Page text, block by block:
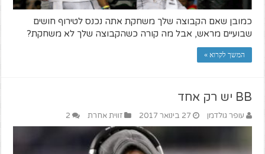
כמובן שאם הקבוצה שלך משחקת אתה נכנס לטירוף חושים
שבועיים מראש, אבל מה קורה כשהקבוצה שלך לא משחקת?
המשך לקרוא »
BB יש רק אחד
עופר גולדמן 27 בינואר 2017 זווית אחרת 2